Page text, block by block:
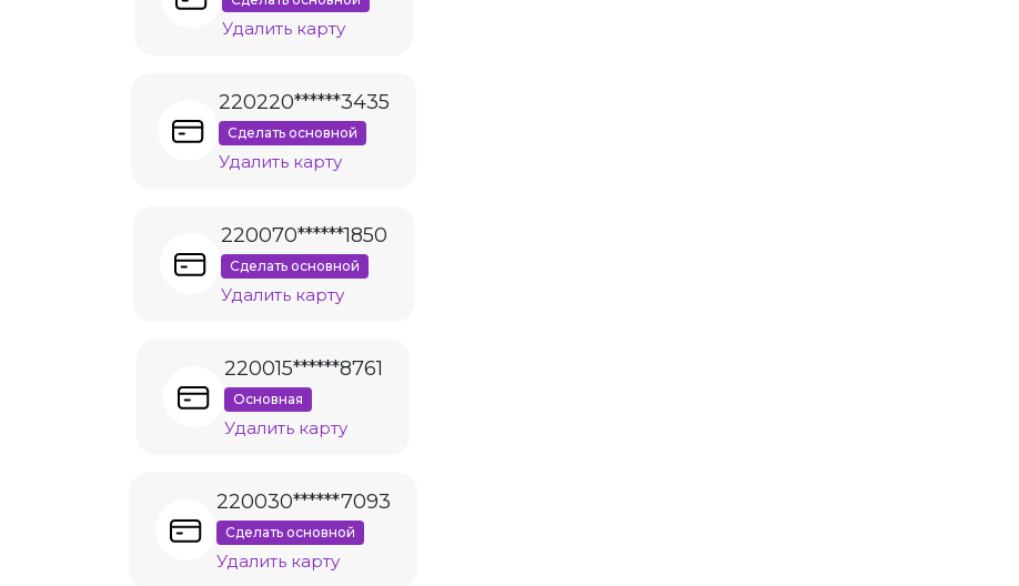
Удалить карту
220220******3435
Сделать основной
Удалить карту
220070******1850
Сделать основной
Удалить карту
220015******8761
Основная
Удалить карту
220030******7093
Сделать основной
Удалить карту